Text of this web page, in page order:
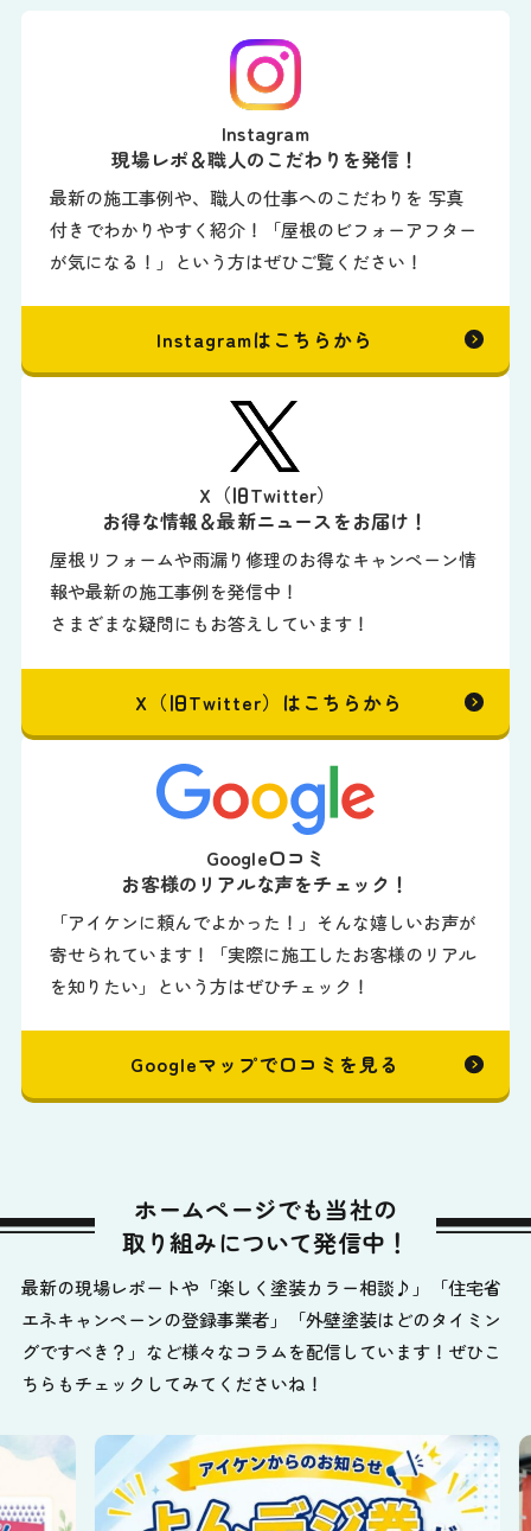
Instagram
現場レポ＆職人のこだわりを発信！
最新の施工事例や、職人の仕事へのこだわりを 写真
付きでわかりやすく紹介！「屋根のビフォーアフター
が気になる！」という方はぜひご覧ください！
Instagramはこちらから
X（旧Twitter）
お得な情報＆最新ニュースをお届け！
屋根リフォームや雨漏り修理のお得なキャンペーン情
報や最新の施工事例を発信中！
さまざまな疑問にもお答えしています！
X（旧Twitter）はこちらから
Google口コミ
お客様のリアルな声をチェック！
「アイケンに頼んでよかった！」そんな嬉しいお声が
寄せられています！「実際に施工したお客様のリアル
を知りたい」という方はぜひチェック！
Googleマップで口コミを見る
ホームページでも当社の
取り組みについて発信中！
最新の現場レポートや「楽しく塗装カラー相談♪」「住宅省
エネキャンペーンの登録事業者」「外壁塗装はどのタイミン
グですべき？」など様々なコラムを配信しています！ぜひこ
ちらもチェックしてみてくださいね！